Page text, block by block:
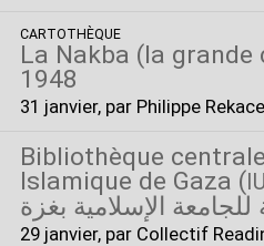
CARTOTHÈQUE
La Nakba (la
1948
31 janvier, par Philippe
Bibliothèque
Islamique de Gaza (
للجامعة الإسلامية بغزة
29 janvier, par Collectif